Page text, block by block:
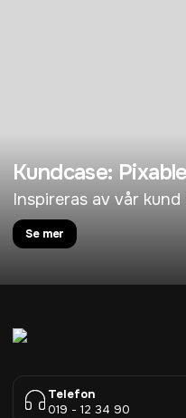
Kundcase:
Inspireras av vår
Se mer
Telefon
019 - 12 34 90